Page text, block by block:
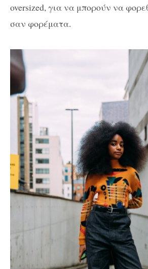
oversized, για να μπορούν να
σαν φορέματα.